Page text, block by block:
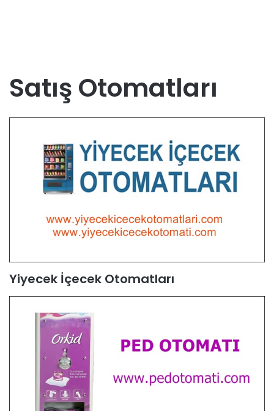
Satış Otomatları
Yiyecek İçecek Otomatları